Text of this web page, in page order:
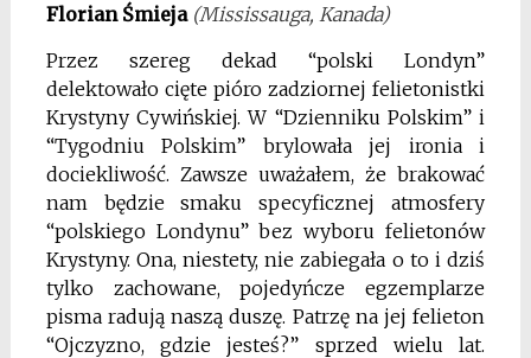
Florian Śmieja (Mississauga, Kanada)
Przez szereg dekad “polski Londyn”
delektowało cięte pióro zadziornej felietonistki
Krystyny Cywińskiej. W “Dzienniku Polskim” i
“Tygodniu Polskim” brylowała jej ironia i
dociekliwość. Zawsze uważałem, że brakować
nam będzie smaku specyficznej atmosfery
“polskiego Londynu” bez wyboru felietonów
Krystyny. Ona, niestety, nie zabiegała o to i dziś
tylko zachowane, pojedyńcze egzemplarze
pisma radują naszą duszę. Patrzę na jej felieton
“Ojczyzno, gdzie jesteś?” sprzed wielu lat.